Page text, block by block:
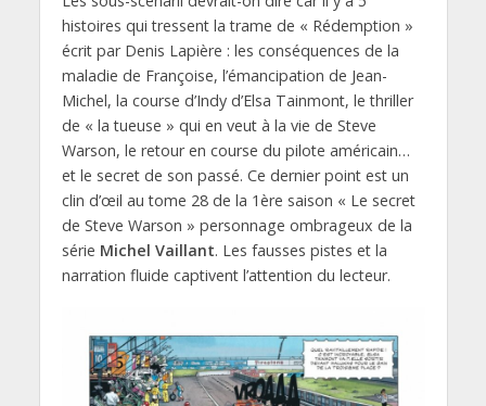
histoires qui tressent la trame de « Rédemption »
écrit par Denis Lapière : les conséquences de la
maladie de Françoise, l’émancipation de Jean-
Michel, la course d’Indy d’Elsa Tainmont, le thriller
de « la tueuse » qui en veut à la vie de Steve
Warson, le retour en course du pilote américain…
et le secret de son passé. Ce dernier point est un
clin d’œil au tome 28 de la 1ère saison « Le secret
de Steve Warson » personnage ombrageux de la
série Michel Vaillant. Les fausses pistes et la
narration fluide captivent l’attention du lecteur.